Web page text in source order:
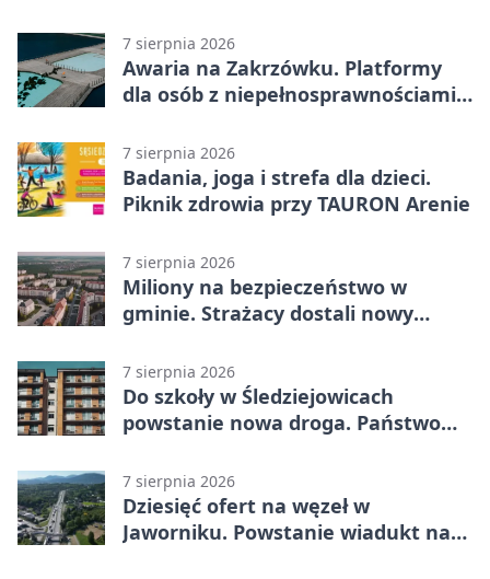
7 sierpnia 2026
Awaria na Zakrzówku. Platformy
dla osób z niepełnosprawnościami
7 sierpnia 2026
Badania, joga i strefa dla dzieci.
Piknik zdrowia przy TAURON Arenie
7 sierpnia 2026
Miliony na bezpieczeństwo w
gminie. Strażacy dostali nowy
7 sierpnia 2026
Do szkoły w Śledziejowicach
powstanie nowa droga. Państwo
7 sierpnia 2026
Dziesięć ofert na węzeł w
Jaworniku. Powstanie wiadukt nad